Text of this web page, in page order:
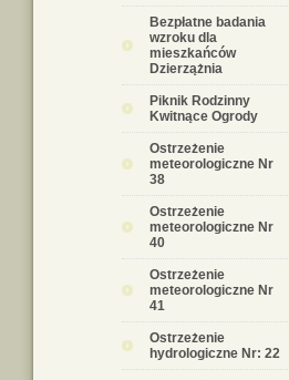
Bezpłatne badania
wzroku dla
mieszkańców
Dzierzążnia
Piknik Rodzinny
Kwitnące Ogrody
Ostrzeżenie
meteorologiczne Nr
38
Ostrzeżenie
meteorologiczne Nr
40
Ostrzeżenie
meteorologiczne Nr
41
Ostrzeżenie
hydrologiczne Nr: 22